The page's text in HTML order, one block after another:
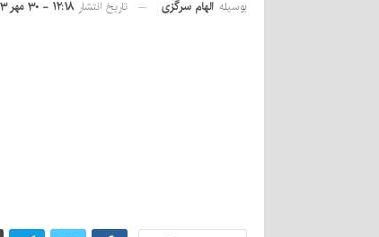
بوسیله الهام سرگزی تاریخ انتشار ۱۲:۱۸ - ۳۰ مهر ۱۴۰۳